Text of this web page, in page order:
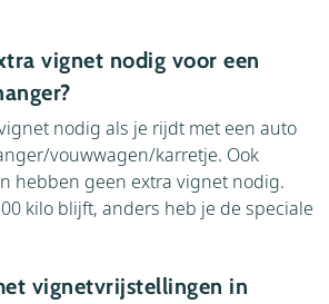
vignet nodig voor een
nodig als je rijdt met een auto
vouwwagen/karretje. Ook
hebben geen extra vignet nodig.
kilo blijft, anders heb je de speciale
vignetvrijstellingen in